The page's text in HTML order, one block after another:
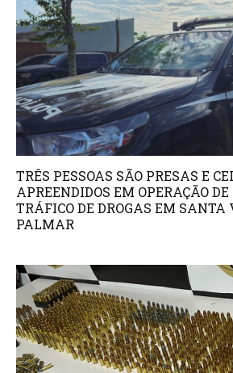
TRÊS PESSOAS SÃO PRESAS E
APREENDIDOS EM OPERAÇÃO
TRÁFICO DE DROGAS EM SANTA
PALMAR